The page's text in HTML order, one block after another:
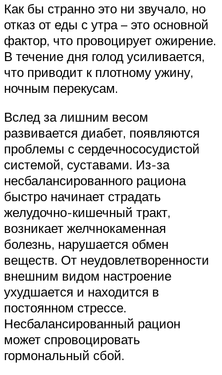
Как бы странно это ни звучало, но
отказ от еды с утра – это основной
фактор, что провоцирует ожирение.
В течение дня голод усиливается,
что приводит к плотному ужину,
ночным перекусам.
Вслед за лишним весом
развивается диабет, появляются
проблемы с сердечнососудистой
системой, суставами. Из-за
несбалансированного рациона
быстро начинает страдать
желудочно-кишечный тракт,
возникает желчнокаменная
болезнь, нарушается обмен
веществ. От неудовлетворенности
внешним видом настроение
ухудшается и находится в
постоянном стрессе.
Несбалансированный рацион
может спровоцировать
гормональный сбой.